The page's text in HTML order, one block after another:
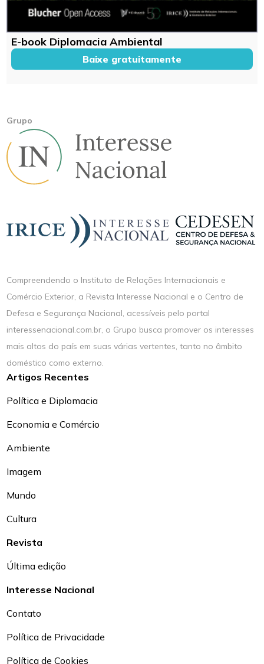
E-book Diplomacia Ambiental
Baixe gratuitamente
Grupo
Compreendendo o Instituto de Relações Internacionais e
Comércio Exterior, a Revista Interesse Nacional e o Centro de
Defesa e Segurança Nacional, acessíveis pelo portal
interessenacional.com.br, o Grupo busca promover os interesses
mais altos do país em suas várias vertentes, tanto no âmbito
doméstico como externo.
Artigos Recentes
Política e Diplomacia
Economia e Comércio
Ambiente
Imagem
Mundo
Cultura
Revista
Última edição
Interesse Nacional
Contato
Política de Privacidade
Política de Cookies